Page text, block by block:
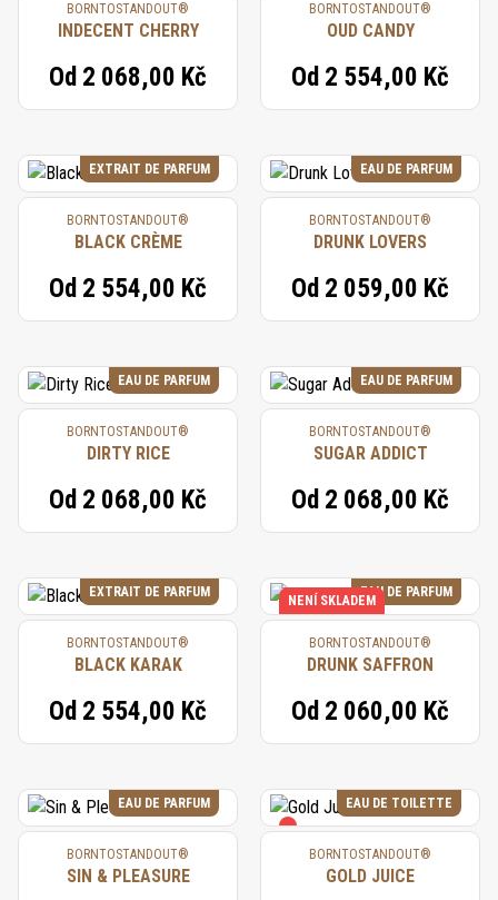
BORNTOSTANDOUT®
INDECENT CHERRY
Od 2 068,00 Kč
BORNTOSTANDOUT®
OUD CANDY
Od 2 554,00 Kč
EXTRAIT DE PARFUM
BORNTOSTANDOUT®
BLACK CRÈME
Od 2 554,00 Kč
EAU DE PARFUM
BORNTOSTANDOUT®
DRUNK LOVERS
Od 2 059,00 Kč
EAU DE PARFUM
BORNTOSTANDOUT®
DIRTY RICE
Od 2 068,00 Kč
EAU DE PARFUM
BORNTOSTANDOUT®
SUGAR ADDICT
Od 2 068,00 Kč
EXTRAIT DE PARFUM
BORNTOSTANDOUT®
BLACK KARAK
Od 2 554,00 Kč
EAU DE PARFUM
NENÍ SKLADEM
BORNTOSTANDOUT®
DRUNK SAFFRON
Od 2 060,00 Kč
EAU DE PARFUM
BORNTOSTANDOUT®
SIN & PLEASURE
EAU DE TOILETTE
BORNTOSTANDOUT®
GOLD JUICE